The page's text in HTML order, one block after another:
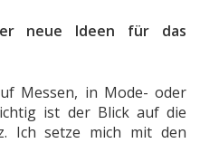
neue Ideen für das
Messen, in Mode- oder
ist der Blick auf die
Ich setze mich mit den